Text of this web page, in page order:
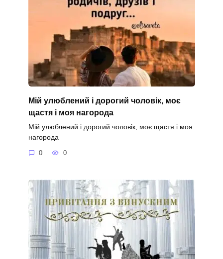
Мій улюблений і дорогий чоловік, моє
щастя і моя нагорода
Мій улюблений і дорогий чоловік, моє щастя і моя
нагорода
0 0